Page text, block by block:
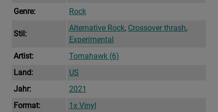
Genre:
Rock
Stil:
Alternative Rock, Crossover thrash,
Experimental
Artist:
Tomahawk (6)
Land:
US
Jahr:
2021
Format:
1x Vinyl